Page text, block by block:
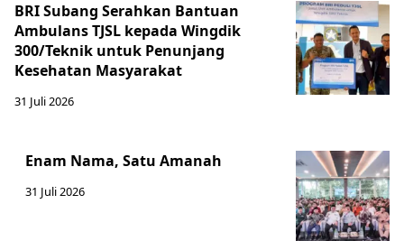
BRI Subang Serahkan Bantuan
Ambulans TJSL kepada Wingdik
300/Teknik untuk Penunjang
Kesehatan Masyarakat ​
31 Juli 2026
Enam Nama, Satu Amanah
31 Juli 2026